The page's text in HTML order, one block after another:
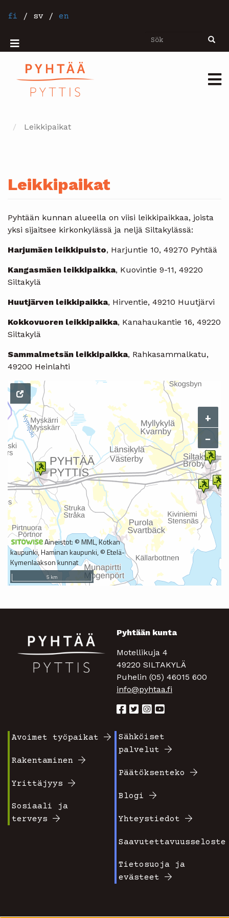
tillfi / sv / en
Sök Sök
Mobiilivalikko
Leikkipaikat
Leikkipaikat
Pyhtään kunnan alueella on viisi leikkipaikkaa, joista
yksi sijaitsee kirkonkylässä ja neljä Siltakylässä:
Harjumäen leikkipuisto, Harjuntie 10, 49270 Pyhtää
Kangasmäen leikkipaikka, Kuovintie 9-11, 49220
Siltakylä
Huutjärven leikkipaikka, Hirventie, 49210 Huutjärvi
Kokkovuoren leikkipaikka, Kanahaukantie 16, 49220
Siltakylä
Sammalmetsän leikkipaikka, Rahkasammalkatu,
49200 Heinlahti
Pyhtään kunta
Motellikuja 4
49220 SILTAKYLÄ
Puhelin (05) 46015 600
info@pyhtaa.fi
valikko
1
Avoimet työpaikat
Rakentaminen
Yrittäjyys
Sosiaali ja
terveys
Footer
2
Sähköiset
palvelut
Päätöksenteko
Blogi
Yhteystiedot
Saavutettavuusseloste
Tietosuoja ja
evästeet